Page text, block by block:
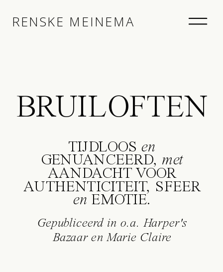
RENSKE MEINEMA
Gepubliceerd in o.a. Harper's
Bazaar en Marie Claire
TIJDLOOSen
GENUANCEERD, met
AANDACHT VOOR
AUTHENTICITEIT, SFEER
en EMOTIE.
BRUILOFTEN